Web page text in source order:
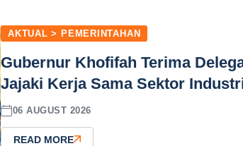
AKTUAL > PEMERINTAHAN
Gubernur Khofifah Terima
Jajaki Kerja Sama Sektor
06 AUGUST 2026
READ MORE